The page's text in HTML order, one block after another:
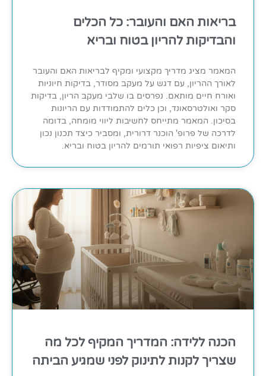
בריאות האם והעובר: כל הכלים
והבדיקות להריון בטוח ובריא
המאמר מציג מדריך מקצועי ומקיף לבריאות האם והעובר
לאורך ההריון, עם דגש על מעקב מסודר, בדיקות חיוניות
ואורח חיים מותאם. נפרסים בו שלבי מעקב הריון, בדיקות
סקר ואולטרסאונד, וכן כלים להתמודדות עם הריונות
בסיכון. המאמר מתייחס לחשיבות ליווי מומחה, בדומה
לדרכה של פרופ' הוכנר דרורית, ומסביר כיצד תכנון נכון
ותיאום ציפיות רפואי תורמים להריון בטוח ובריא.
הכנה ללידה: המדריך המקיף לכל מה
שצריך לקנות לתינוק לפני שמגיע הביתה